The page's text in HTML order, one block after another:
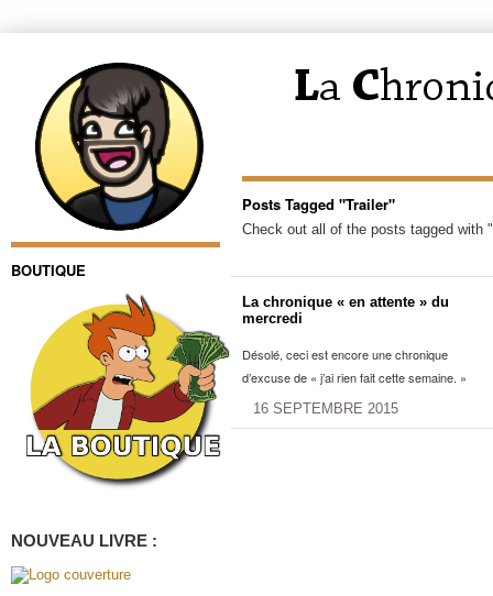
BOUTIQUE
NOUVEAU LIVRE :
Posts Tagged "Trailer"
Check out all of the posts tagged with
La chronique « en attente » du
mercredi
Désolé, ceci est encore une chronique
d’excuse de « j’ai rien fait cette semaine. »
16 SEPTEMBRE 2015